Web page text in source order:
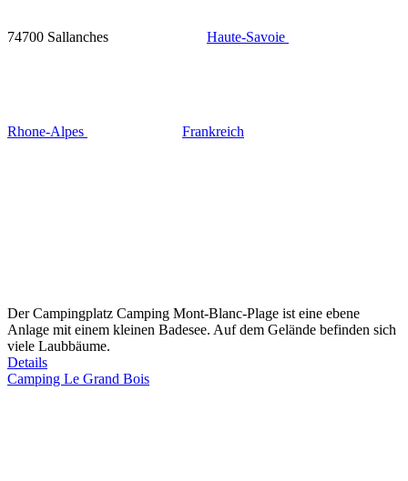
74700 Sallanches Haute-Savoie
Rhone-Alpes Frankreich
Der Campingplatz Camping Mont-Blanc-Plage ist eine ebene
Anlage mit einem kleinen Badesee. Auf dem Gelände befinden sich
viele Laubbäume.
Details
Camping Le Grand Bois